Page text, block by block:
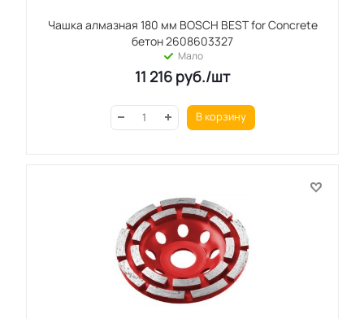
Чашка алмазная 180 мм BOSCH BEST for Concrete
бетон 2608603327
Мало
11 216 руб./шт
В корзину